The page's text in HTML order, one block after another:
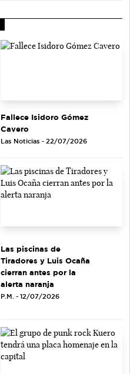
Fallece Isidoro Gómez
Cavero
Las Noticias - 22/07/2026
Las piscinas de
Tiradores y Luis Ocaña
cierran antes por la
alerta naranja
P.M. - 12/07/2026